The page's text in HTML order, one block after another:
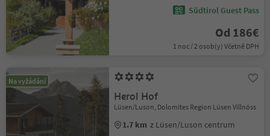
Südtirol Guest Pass
Od 186€
1 noc / 2 osob(y) Včetně DPH
Na vyžádání
Herol Hof
Lüsen/Luson, Dolomites Region Lüsen Villnöss
1.7 km z Lüsen/Luson centrum